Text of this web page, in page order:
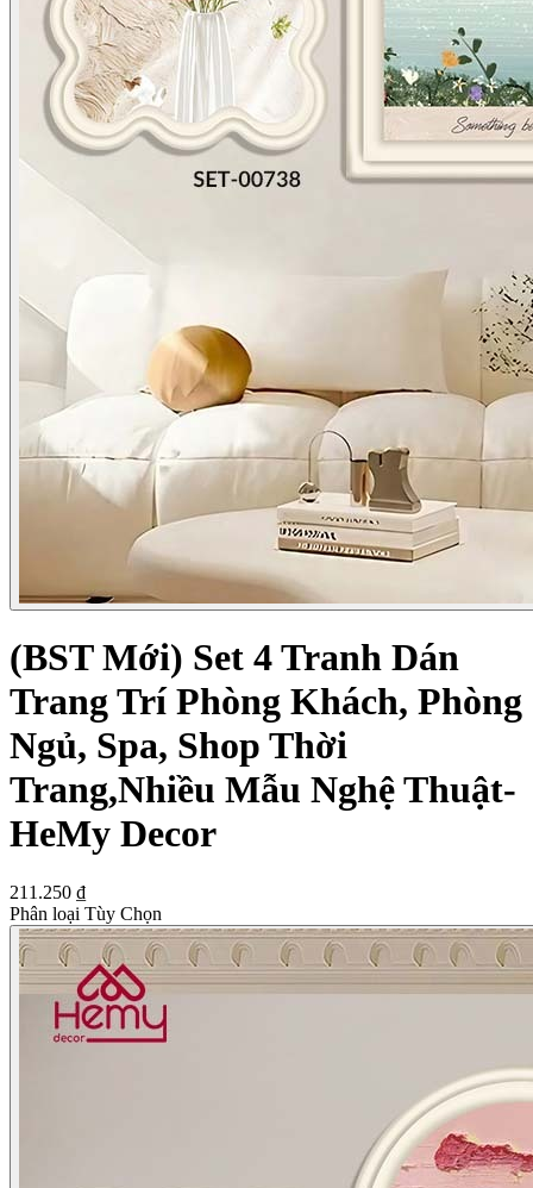
(BST Mới) Set 4 Tranh Dán
Trang Trí Phòng Khách, Phòng
Ngủ, Spa, Shop Thời
Trang,Nhiều Mẫu Nghệ Thuật-
HeMy Decor
211.250 ₫
Phân loại Tùy Chọn